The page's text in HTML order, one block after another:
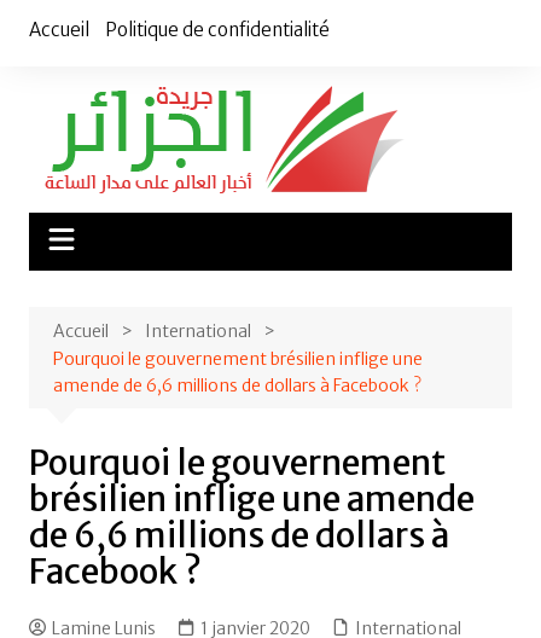
Accueil Politique de confidentialité
Accueil
International
Pourquoi le gouvernement brésilien inflige une
amende de 6,6 millions de dollars à Facebook ?
Pourquoi le gouvernement
brésilien inflige une amende
de 6,6 millions de dollars à
Facebook ?
Lamine Lunis 1 janvier 2020 International